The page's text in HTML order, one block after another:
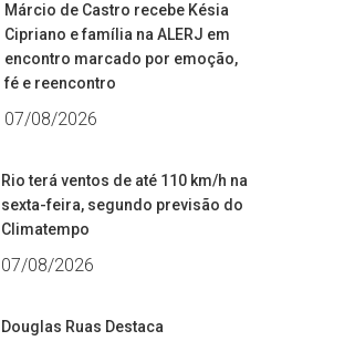
Márcio de Castro recebe Késia
Cipriano e família na ALERJ em
encontro marcado por emoção,
fé e reencontro
07/08/2026
Rio terá ventos de até 110 km/h na
sexta-feira, segundo previsão do
Climatempo
07/08/2026
Douglas Ruas Destaca